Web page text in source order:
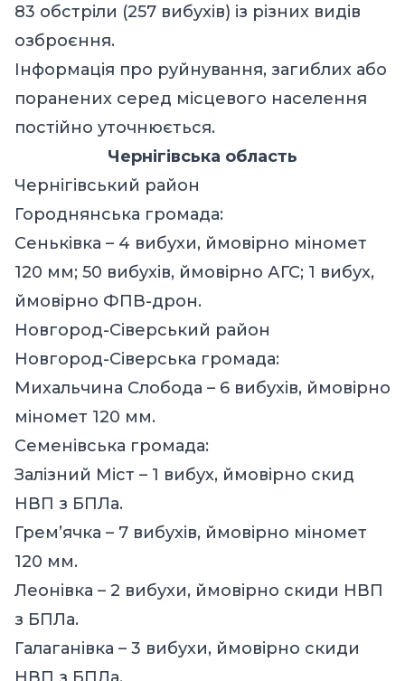
83 обстріли (257 вибухів) із різних видів
озброєння.
Інформація про руйнування, загиблих або
поранених серед місцевого населення
постійно уточнюється.
Чернігівська область
Чернігівський район
Городнянська громада:
Сеньківка – 4 вибухи, ймовірно міномет
120 мм; 50 вибухів, ймовірно АГС; 1 вибух,
ймовірно ФПВ-дрон.
Новгород-Сіверський район
Новгород-Сіверська громада:
Михальчина Слобода – 6 вибухів, ймовірно
міномет 120 мм.
Семенівська громада:
Залізний Міст – 1 вибух, ймовірно скид
НВП з БПЛа.
Грем’ячка – 7 вибухів, ймовірно міномет
120 мм.
Леонівка – 2 вибухи, ймовірно скиди НВП
з БПЛа.
Галаганівка – 3 вибухи, ймовірно скиди